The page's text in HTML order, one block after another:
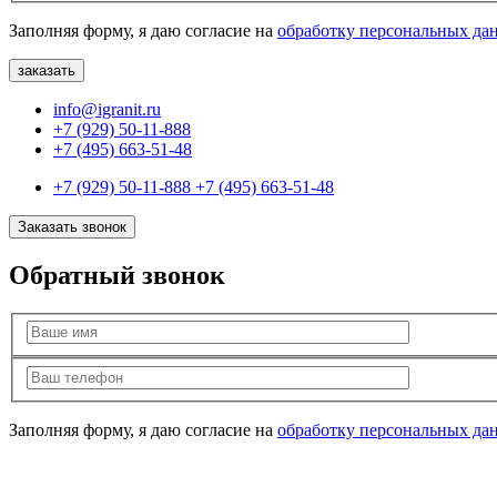
Заполняя форму, я даю согласие на обработку персональных
info@igranit.ru
+7 (929) 50-11-888
+7 (495) 663-51-48
+7 (929) 50-11-888 +7 (495) 663-51-48
Заказать звонок
Обратный звонок
Заполняя форму, я даю согласие на обработку персональных